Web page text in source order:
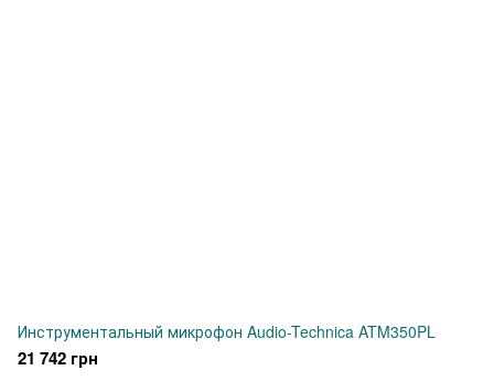
Инструментальный микрофон Audio-Technica ATM350PL
21 742 грн